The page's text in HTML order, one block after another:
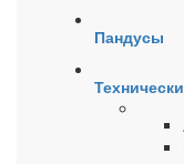
Пандусы